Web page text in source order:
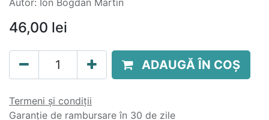
Autor: Ion Bogdan Martin
46,00 lei
ADAUGĂ ÎN COȘ
Termeni și condiții
Garanție de rambursare în 30 de zile